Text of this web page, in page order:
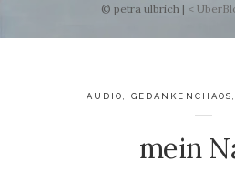
© petra ulbrich | <
AUDIO GEDANKENCHAOS
mein